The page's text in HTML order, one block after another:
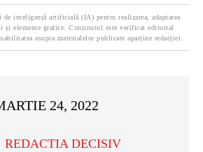
inteligență artificială (IA) pentru realizarea, adaptarea
și elemente grafice. Conținutul este verificat editorial
asupra materialelor publicate aparține redacției.
24, 2022
REDACTIA DECISIV